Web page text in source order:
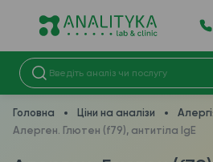
Головна Ціни на аналізи
Алерген. Глютен (f79), антитіла IgE